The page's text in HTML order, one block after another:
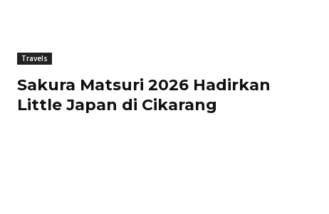
Travels
Sakura Matsuri 2026 Hadirkan
Little Japan di Cikarang